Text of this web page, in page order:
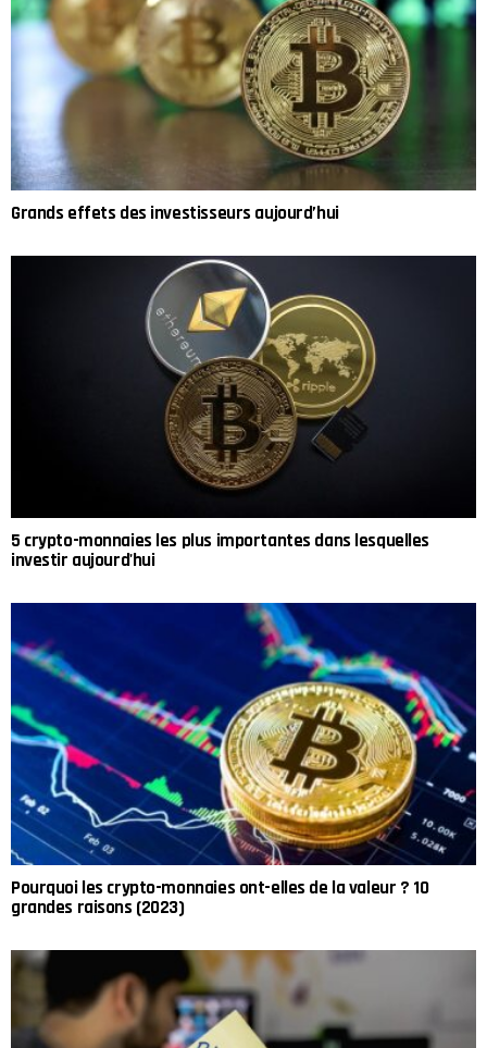
Grands effets des investisseurs aujourd’hui
5 crypto-monnaies les plus importantes dans lesquelles
investir aujourd'hui
Pourquoi les crypto-monnaies ont-elles de la valeur ? 10
grandes raisons (2023)